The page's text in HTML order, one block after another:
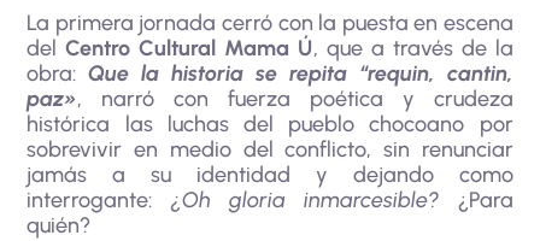
La primera jornada cerró con la puesta en escena
delCentro Cultural Mama Ú, que a través de la
obra:Que la historia se repita “requin, cantin,
paz», narró con fuerza poética y crudeza
histórica las luchas del pueblo chocoano por
sobrevivir en medio del conflicto, sin renunciar
jamás a su identidad y dejando como
interrogante: ¿Oh gloria inmarcesible? ¿Para
quién?